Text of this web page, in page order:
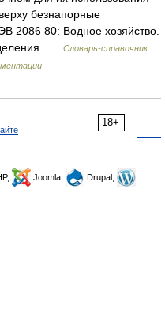
безнапорные
2086 80: Водное хозяйство.
…
Словарь-справочник
18+
Joomla,
Drupal,